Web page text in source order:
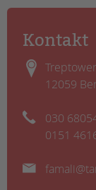
Kontakt
12059
030
0151